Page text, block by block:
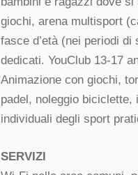
giochi, arena multisport
fasce d’età (nei periodi
dedicati. YouClub 13-17
Animazione con giochi,
padel, noleggio
individuali degli sport
SERVIZI